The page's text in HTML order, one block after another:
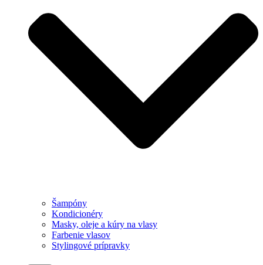
Šampóny
Kondicionéry
Masky, oleje a kúry na vlasy
Farbenie vlasov
Stylingové prípravky